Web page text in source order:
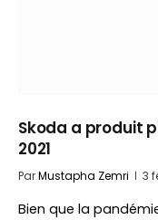
Skoda a produit
2021
ParMustapha Zemri 3
Bien que la